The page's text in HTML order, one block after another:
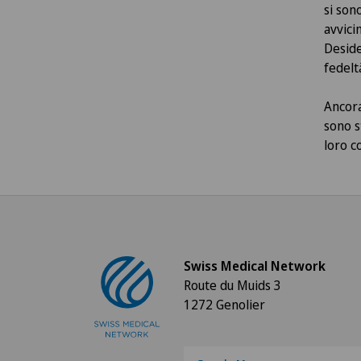
si
sono
loro
Swiss Medical Network
Route du Muids 3
1272 Genolier